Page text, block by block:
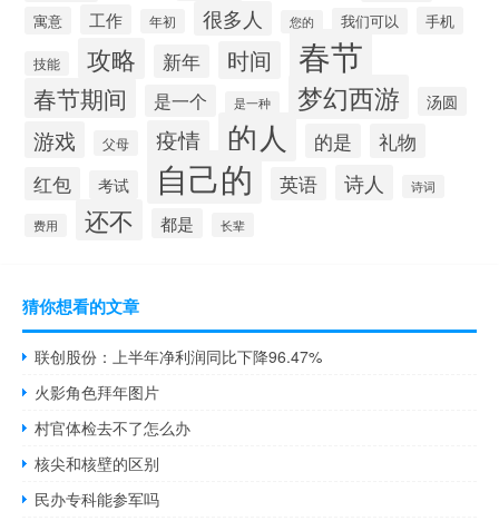
寓意 工作 年初 很多人 您的 我们可以 手机
技能 攻略 新年 时间 春节
春节期间 是一个 是一种 梦幻西游 汤圆
游戏 父母 疫情 的人 的是 礼物
红包 考试 自己的 英语 诗人 诗词
费用 还不 都是 长辈
猜你想看的文章
联创股份：上半年净利润同比下降96.47%
火影角色拜年图片
村官体检去不了怎么办
核尖和核壁的区别
民办专科能参军吗